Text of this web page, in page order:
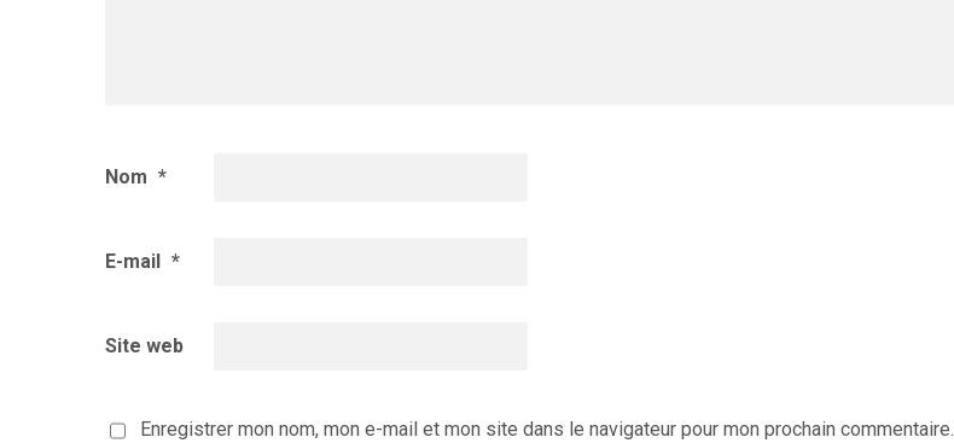
Nom *
E-mail *
Site web
Enregistrer mon nom, mon e-mail et mon site dans le navigateur pour mon prochain commentaire.